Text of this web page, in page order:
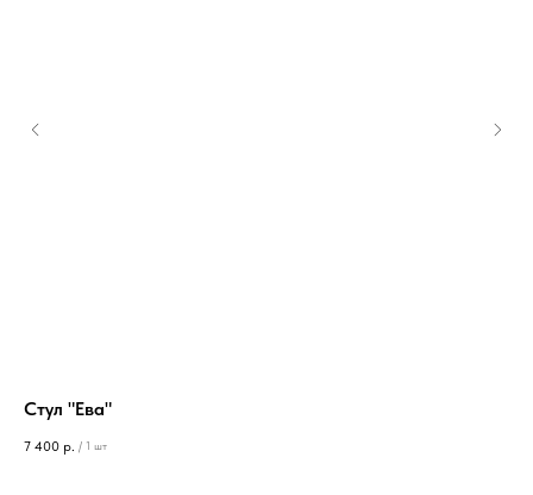
Стул "Ева"
7 400 р. / 1 шт